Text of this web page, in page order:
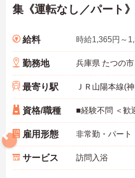
集《運転なし／パート》
給料 時給1,365円～
勤務地
最寄り駅
資格/職種
雇用形態
サービス 訪問入浴